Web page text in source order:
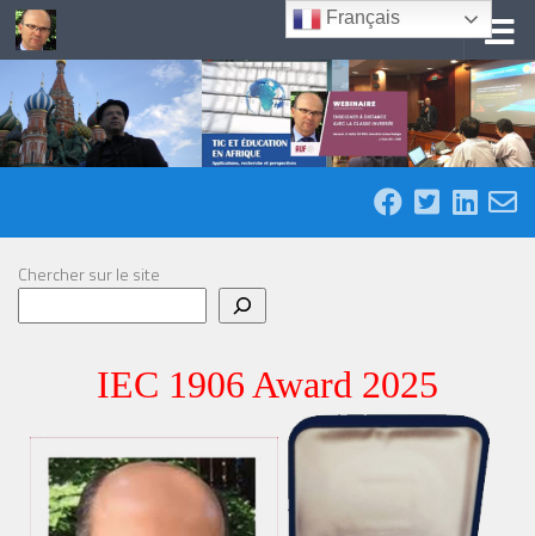
Skip to content
Chercher sur le site
IEC 1906 Award 2025
Français